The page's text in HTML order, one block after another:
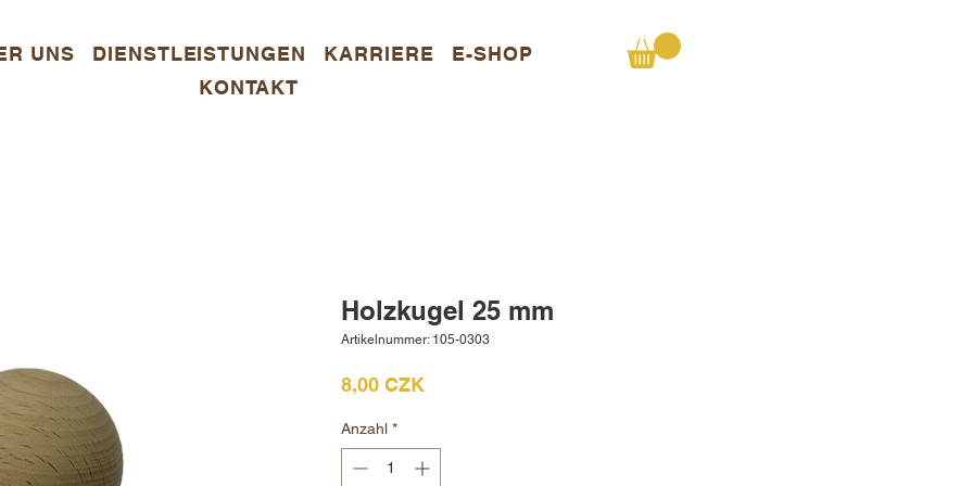
UNS DIENSTLEISTUNGEN KARRIERE
E-SHOP
KONTAKT
Holzkugel 25 mm
Artikelnummer: 105-0303
8,00 CZKPreis
Anzahl *